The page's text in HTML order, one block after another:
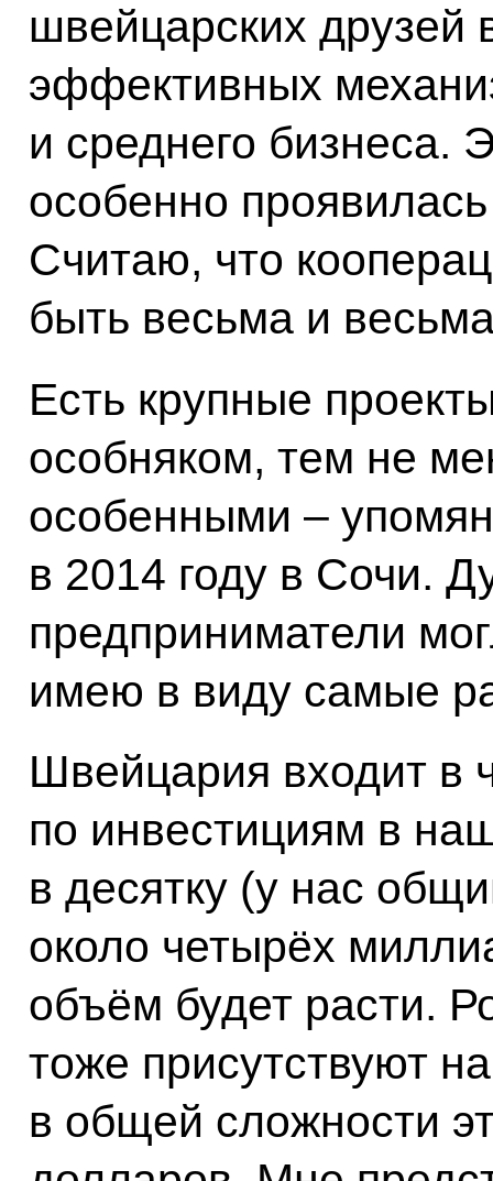
швейцарских друзей
эффективных
и среднего бизнеса.
особенно
Считаю, что
быть весьма и
Есть крупные
особняком, тем не
особенными –
в 2014 году в Сочи.
предприниматели
имею в виду самые
Швейцария входит в
по инвестициям в
в десятку (у нас
около четырёх
объём будет расти.
тоже присутствуют
в общей сложности